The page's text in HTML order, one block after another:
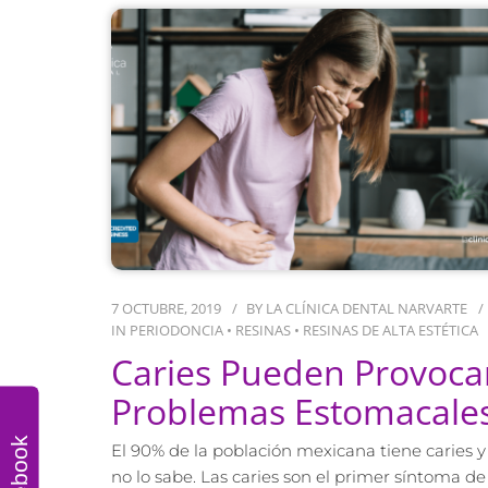
7 OCTUBRE, 2019 BY LA CLÍNICA DENTAL NARVARTE
IN PERIODONCIA • RESINAS • RESINAS DE ALTA ESTÉTICA
Caries Pueden
Problemas
El 90% de la población mexicana tiene caries y
no lo sabe. Las caries son el primer síntoma de